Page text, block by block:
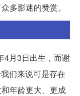
多影迷的赞赏。
4月3日出生，而谢
们来说可是存在
年龄更大、更成